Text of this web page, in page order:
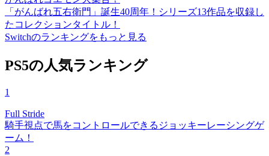
「がんばれ五右衛門」誕生40周年！シリーズ13作品を収録し
たコレクションタイトル！
Switchのランキングをもっと見る
PS5の人気ランキング
1
Full Stride
騎手視点で馬をコントロールできるジョッキーレーシングゲ
ーム！
2